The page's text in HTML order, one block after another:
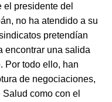
presidente del
no ha atendido a su
pretendían
encontrar una salida
Por todo ello, han
de negociaciones,
como con el